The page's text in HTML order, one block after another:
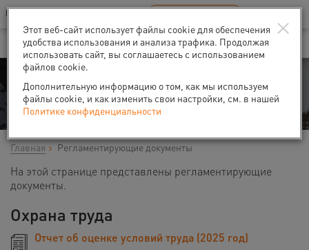
Ваш город:Нижний Новгород
В Вашем регионе нет наших офисов RU EN
Регламентирующие
документы
Главная Регламентирующие документы
На этой странице представлены регламентирующие
документы.
Охрана труда
Отчет об оценке условий труда (2025 год)
×
Этот веб-сайт использует файлы cookie для обеспечения
удобства использования и анализа трафика. Продолжая
использовать сайт, вы соглашаетесь с использованием
файлов cookie.
Дополнительную информацию о том, как мы используем
файлы cookie, и как изменить свои настройки, см. в нашей
Политике конфиденциальности